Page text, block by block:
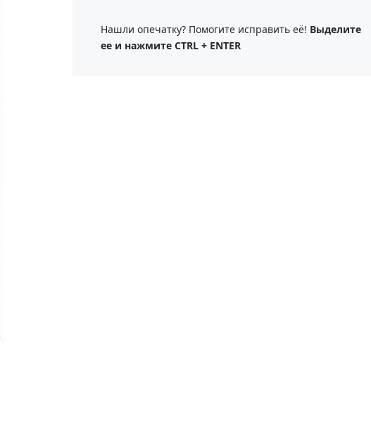
Нашли опечатку? Помогите исправить её! Выделите
ее и нажмите CTRL + ENTER